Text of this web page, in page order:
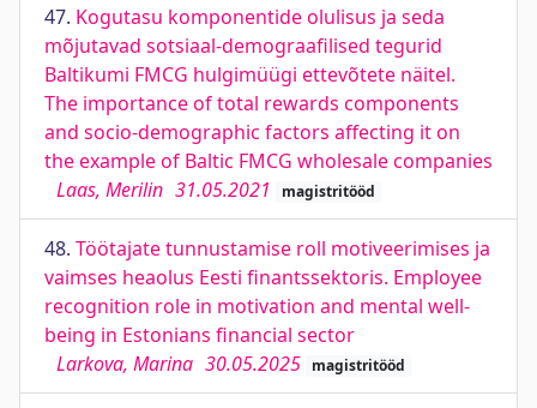
47. Kogutasu komponentide olulisus ja seda
mõjutavad sotsiaal-demograafilised tegurid
Baltikumi FMCG hulgimüügi ettevõtete näitel.
The importance of total rewards components
and socio-demographic factors affecting it on
the example of Baltic FMCG wholesale companies
Laas, Merilin 31.05.2021 magistritööd
48. Töötajate tunnustamise roll motiveerimises ja
vaimses heaolus Eesti finantssektoris. Employee
recognition role in motivation and mental well-
being in Estonians financial sector
Larkova, Marina 30.05.2025 magistritööd